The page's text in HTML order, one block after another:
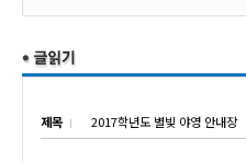
제목 2017학년도 별빛 야영 안내장